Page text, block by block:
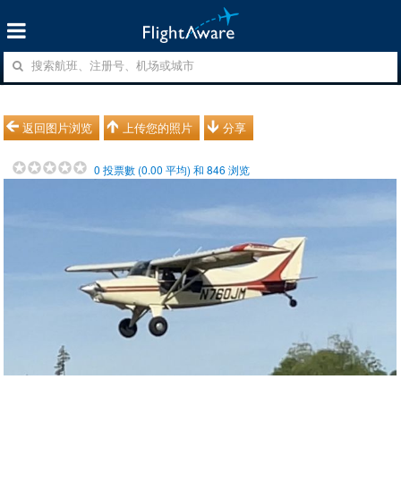
返回图片浏览 上传您的照片 分享
0 投票數 (0.00 平均) 和846 浏览